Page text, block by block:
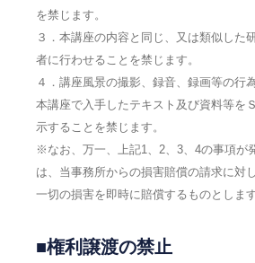
を禁じます。
３．本講座の内容と同じ、又は類似した
者に行わせることを禁じます。
４．講座風景の撮影、録音、録画等の行
本講座で入手したテキスト及び資料等を
示することを禁じます。
※なお、万一、上記1、2、3、4の事項が
は、当事務所からの損害賠償の請求に対
一切の損害を即時に賠償するものとします
■権利譲渡の禁止